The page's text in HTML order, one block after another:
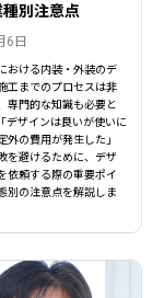
閉じる
別注意点
6日
おける内装・外装のデ
工までのプロセスは非
専門的な知識も必要と
デザインは良いが使いに
外の費用が発生した」
を避けるために、デザ
依頼する際の重要ポイ
別の注意点を解説しま